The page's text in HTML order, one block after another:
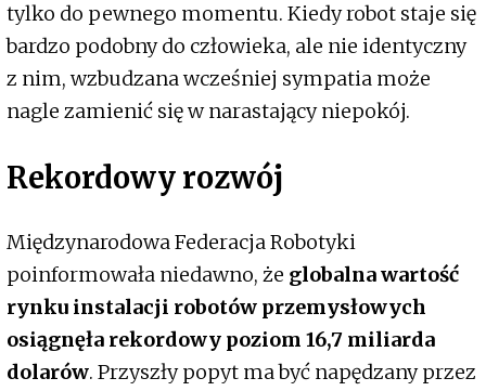
tylko do pewnego momentu. Kiedy robot staje się
bardzo podobny do człowieka, ale nie identyczny
z nim, wzbudzana wcześniej sympatia może
nagle zamienić się w narastający niepokój.
Rekordowy rozwój
Międzynarodowa Federacja Robotyki
poinformowała niedawno, że globalna wartość
rynku instalacji robotów przemysłowych
osiągnęła rekordowy poziom 16,7 miliarda
dolarów. Przyszły popyt ma być napędzany przez